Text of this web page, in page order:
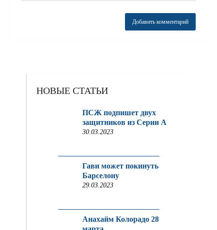
НОВЫЕ СТАТЬИ
ПСЖ подпишет двух
защитников из Серии A
30.03.2023
Гави может покинуть
Барселону
29.03.2023
Анахайм Колорадо 28